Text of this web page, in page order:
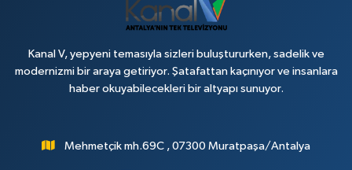
Kanal V, yepyeni temasıyla sizleri buluştururken, sadelik ve
modernizmi bir araya getiriyor. Şatafattan kaçınıyor ve insanlara
haber okuyabilecekleri bir altyapı sunuyor.
Mehmetçik mh.69C , 07300 Muratpaşa/Antalya